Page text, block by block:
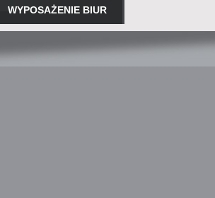
WYPOSAŻENIE BIUR